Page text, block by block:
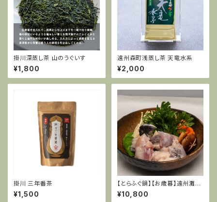
掛川深蒸し茶 山のうぐいす
¥1,800
遠州森町浅蒸し茶 天竜水系
¥2,000
掛川 三年番茶
¥1,500
【とらふぐ鍋】【お歳暮】遠州灘特
産天然てっちりセット(天然とら
ふぐ)２〜３人前
¥10,800